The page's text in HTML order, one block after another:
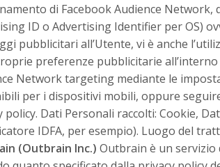
di Facebook Audience
ID o Advertising Identifier per OS)
pubblicitari all’Utente, vi è anche
preferenze pubblicitarie
Network targeting mediante le
per i dispositivi mobili, oppure
policy. Dati Personali raccolti: Cookie,
IDFA, per esempio). Luogo del
(Outbrain Inc.) Outbrain è un servizio